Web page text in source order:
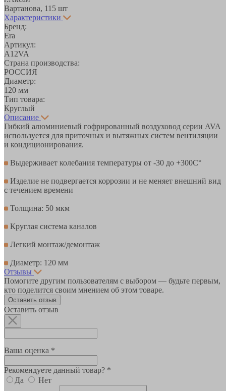
Вартанова, 11 5 шт
Характеристики
Бренд:
Era
Артикул:
A12VA
Страна производства:
РОССИЯ
Диаметр:
120 мм
Тип товара:
Круглый
Описание
Гибкий алюминиевый гофрированный воздуховод серии AVA
используется для приточных и вытяжных систем вентиляции
и кондиционирования.
Выдерживает колебания температуры от -30 до +300С°
Изделие не подвергается коррозии и не меняет внешний вид
с течением времени
Толщина: 50 мкм
Круглая система каналов
Легкий монтаж/демонтаж
Диаметр: 120 мм
Отзывы
Помогите другим пользователям с выбором — будьте первым,
кто поделится своим мнением об этом товаре.
Оставить отзыв
Оставить отзыв
Ваша оценка *
Рекомендуете данный товар? *
Да
Нет